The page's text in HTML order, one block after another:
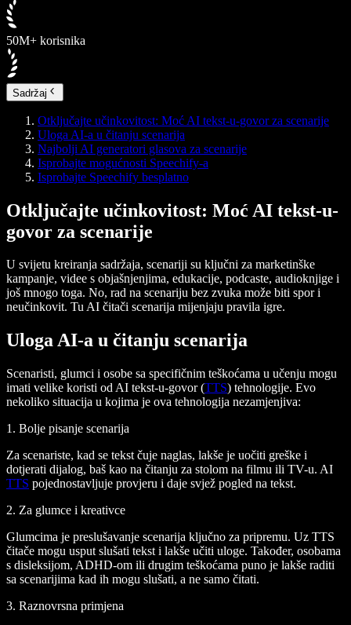
50M+ korisnika
Sadržaj
Otključajte učinkovitost: Moć AI tekst-u-govor za scenarije
Uloga AI-a u čitanju scenarija
Najbolji AI generatori glasova za scenarije
Isprobajte mogućnosti Speechify-a
Isprobajte Speechify besplatno
Otključajte učinkovitost: Moć AI tekst-u-
govor za scenarije
U svijetu kreiranja sadržaja, scenariji su ključni za marketinške
kampanje, videe s objašnjenjima, edukacije, podcaste, audioknjige i
još mnogo toga. No, rad na scenariju bez zvuka može biti spor i
neučinkovit. Tu AI čitači scenarija mijenjaju pravila igre.
Uloga AI-a u čitanju scenarija
Scenaristi, glumci i osobe sa specifičnim teškoćama u učenju mogu
imati velike koristi od AI tekst-u-govor (TTS) tehnologije. Evo
nekoliko situacija u kojima je ova tehnologija nezamjenjiva:
1. Bolje pisanje scenarija
Za scenariste, kad se tekst čuje naglas, lakše je uočiti greške i
dotjerati dijalog, baš kao na čitanju za stolom na filmu ili TV-u. AI
TTS pojednostavljuje provjeru i daje svjež pogled na tekst.
2. Za glumce i kreativce
Glumcima je preslušavanje scenarija ključno za pripremu. Uz TTS
čitače mogu usput slušati tekst i lakše učiti uloge. Također, osobama
s disleksijom, ADHD-om ili drugim teškoćama puno je lakše raditi
sa scenarijima kad ih mogu slušati, a ne samo čitati.
3. Raznovrsna primjena